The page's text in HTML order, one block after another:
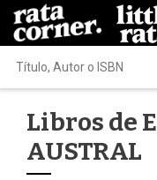
Libros de
AUSTRAL